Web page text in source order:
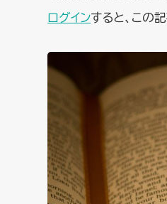
ログインすると、この